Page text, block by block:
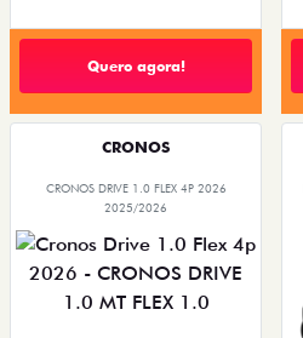
Quero agora!
CRONOS
CRONOS DRIVE 1.0 FLEX 4P 2026
2025/2026